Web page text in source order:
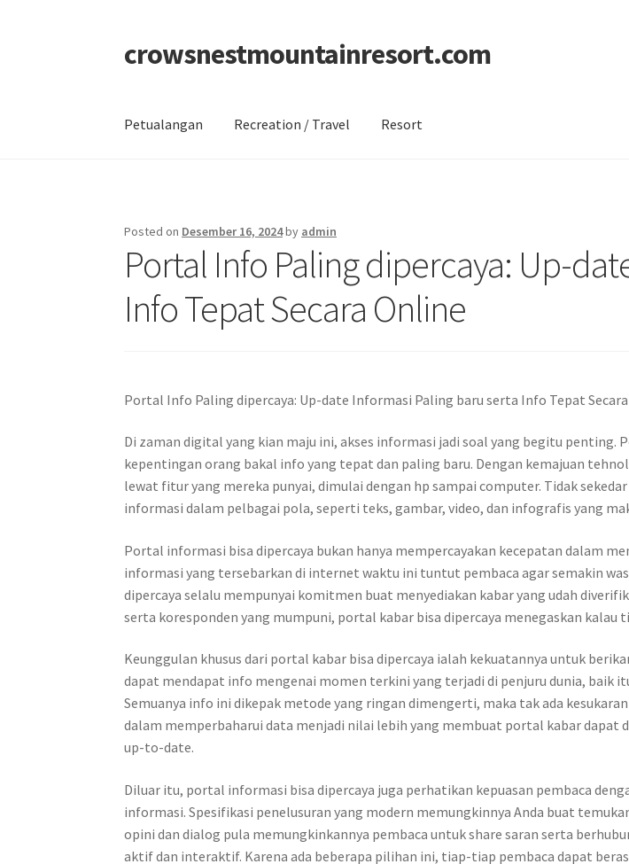
Skip
to
Skip
to
crowsnestmountainresort.com
Petualangan Recreation / Travel Resort
Posted on Desember 16, 2024by admin
Portal Info Paling dipercaya: Up-
Info Tepat Secara Online
Portal Info Paling dipercaya: Up-date Informasi Paling baru serta Info Tepat
Di zaman digital yang kian maju ini, akses informasi jadi soal yang begitu
kepentingan orang bakal info yang tepat dan paling baru. Dengan kemajuan
lewat fitur yang mereka punyai, dimulai dengan hp sampai computer. Tidak
informasi dalam pelbagai pola, seperti teks, gambar, video, dan infografis yang
Portal informasi bisa dipercaya bukan hanya mempercayakan kecepatan dalam
informasi yang tersebarkan di internet waktu ini tuntut pembaca agar semakin
dipercaya selalu mempunyai komitmen buat menyediakan kabar yang udah
serta koresponden yang mumpuni, portal kabar bisa dipercaya menegaskan
Keunggulan khusus dari portal kabar bisa dipercaya ialah kekuatannya untuk
dapat mendapat info mengenai momen terkini yang terjadi di penjuru dunia,
Semuanya info ini dikepak metode yang ringan dimengerti, maka tak ada
dalam memperbaharui data menjadi nilai lebih yang membuat portal kabar dapat
up-to-date.
Diluar itu, portal informasi bisa dipercaya juga perhatikan kepuasan pembaca
informasi. Spesifikasi penelusuran yang modern memungkinnya Anda buat
opini dan dialog pula memungkinkannya pembaca untuk share saran serta
aktif dan interaktif. Karena ada beberapa pilihan ini, tiap-tiap pembaca dapat